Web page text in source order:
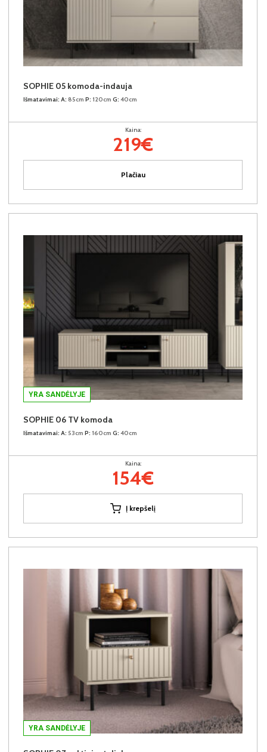
SOPHIE 05 komoda-indauja
Išmatavimai: A: 85cm P: 120cm G: 40cm
Kaina:
219€
Plačiau
YRA SANDĖLYJE
SOPHIE 06 TV komoda
Išmatavimai: A: 53cm P: 160cm G: 40cm
Kaina:
154€
Į krepšelį
YRA SANDĖLYJE